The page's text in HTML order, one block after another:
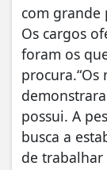
com grande
Os cargos
foram os
possui. A
busca a
de trabalhar